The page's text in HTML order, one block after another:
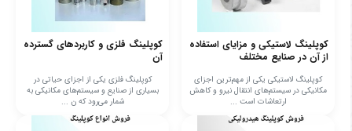
کوپلینگ لاستیکی و مزایای استفاده
از آن در صنایع مختلف
کوپلینگ لاستیکی یکی از مهم‌ترین اجزای
مکانیکی در سیستم‌های انتقال نیرو و کاهش
ارتعاشات است ...
کوپلینگ فلزی و کاربردهای گسترده
آن
کوپلینگ فلزی یکی از اجزای حیاتی در
بسیاری از صنایع و سیستم‌های مکانیکی به
شمار می‌رود که ن ...